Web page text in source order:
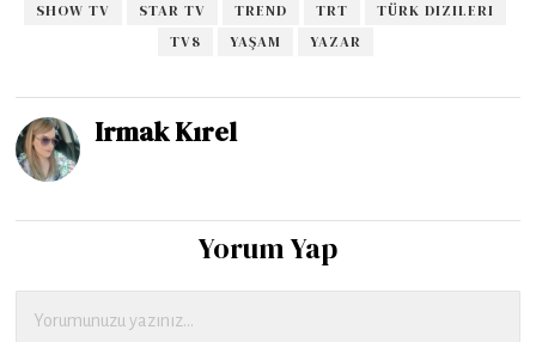
SHOW TV
STAR TV TREND TRT
TÜRK DIZILERI
TV8
YAŞAM YAZAR
Irmak Kırel
Yorum Yap